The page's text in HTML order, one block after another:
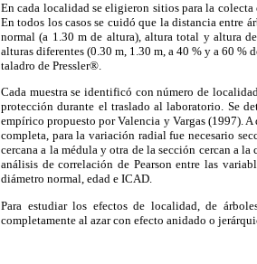
En cada localidad se eligieron sitios para la colecta
En todos los casos se cuidó que la distancia entre
normal (a 1.30 m de altura), altura total y altura
alturas diferentes (0.30 m, 1.30 m, a 40 % y a 60
taladro de Pressler®.
Cada muestra se identificó con número de
protección durante el traslado al laboratorio. Se
empírico propuesto por Valencia y Vargas (1997).
completa, para la variación radial fue necesario
cercana a la médula y otra de la sección cercan a
análisis de correlación de Pearson entre las
diámetro normal, edad e ICAD.
Para estudiar los efectos de localidad, de
completamente al azar con efecto anidado o